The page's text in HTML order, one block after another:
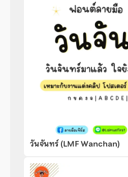
วันจันทร์ (LMF Wanchan)